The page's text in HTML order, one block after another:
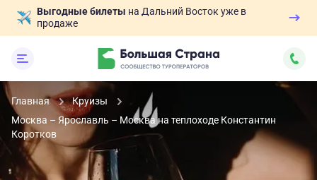
Выгодные билеты на Дальний Восток уже в
продаже
Главная
Круизы
Москва – Ярославль – Москва на теплоходе Константин
Коротков